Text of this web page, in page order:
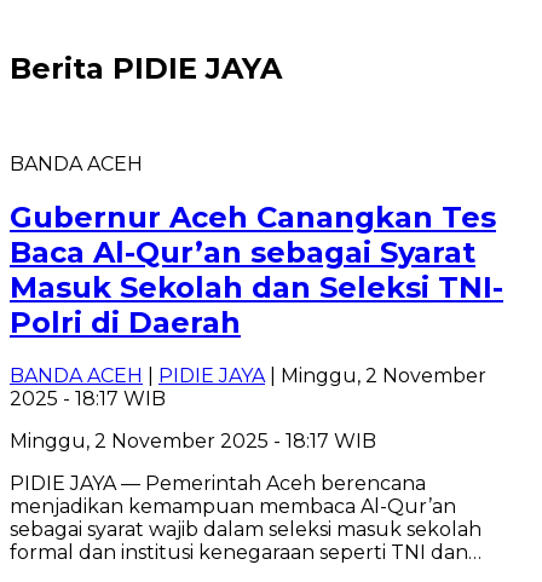
Berita PIDIE JAYA
BANDA ACEH
Gubernur Aceh Canangkan Tes
Baca Al-Qur’an sebagai Syarat
Masuk Sekolah dan Seleksi TNI-
Polri di Daerah
BANDA ACEH PIDIE JAYA | Minggu, 2 November
2025 - 18:17 WIB
Minggu, 2 November 2025 - 18:17 WIB
PIDIE JAYA — Pemerintah Aceh berencana
menjadikan kemampuan membaca Al-Qur’an
sebagai syarat wajib dalam seleksi masuk sekolah
formal dan institusi kenegaraan seperti TNI dan…